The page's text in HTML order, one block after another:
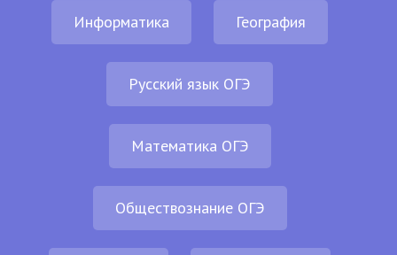
Информатика География
Русский язык ОГЭ
Математика ОГЭ
Обществознание ОГЭ